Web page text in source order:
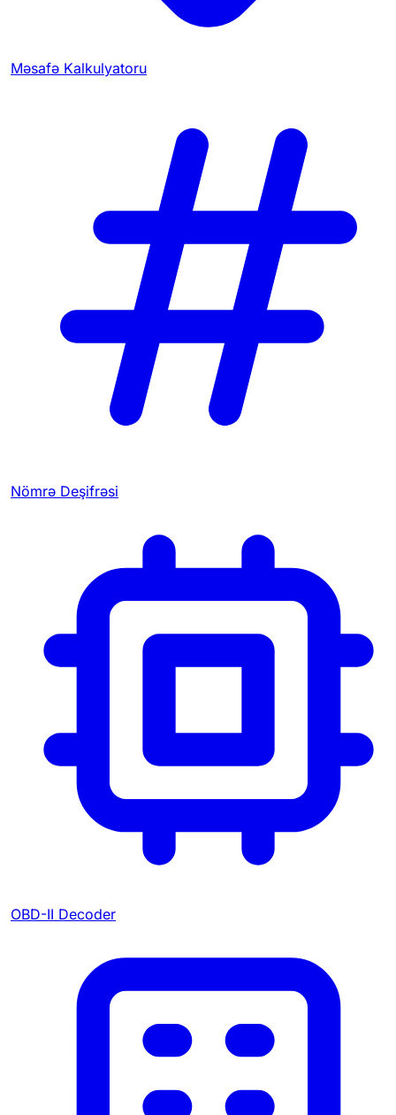
Məsafə Kalkulyatoru
Nömrə Deşifrəsi
OBD-II Decoder